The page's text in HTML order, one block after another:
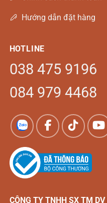
Hướng dẫn đặt hàng
HOTLINE
038 475 9196
084 979 4468
CÔNG TY TNHH SX TM DV